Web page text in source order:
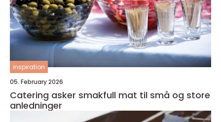
inspiration
05. February 2026
Catering asker smakfull mat til små og store
anledninger